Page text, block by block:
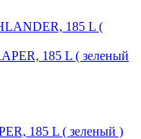
185 L (
185 L ( зеленый )